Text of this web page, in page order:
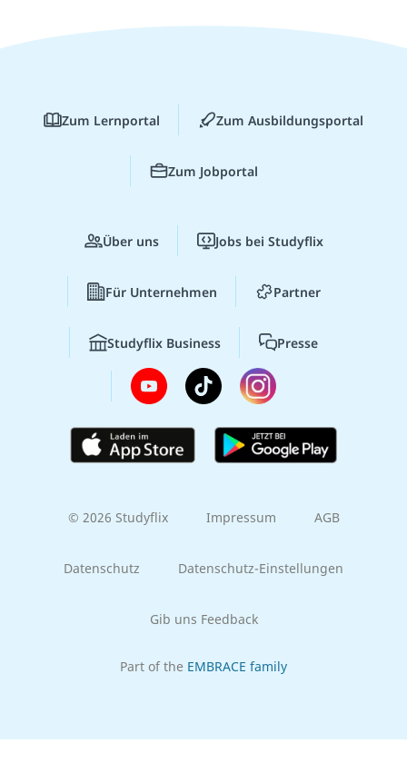
Zum Lernportal Zum Ausbildungsportal
Zum Jobportal
Über uns Jobs bei Studyflix
Für Unternehmen Partner
Studyflix Business Presse
© 2026 Studyflix Impressum AGB
Datenschutz Datenschutz-Einstellungen
Gib uns Feedback
Part of the EMBRACE family